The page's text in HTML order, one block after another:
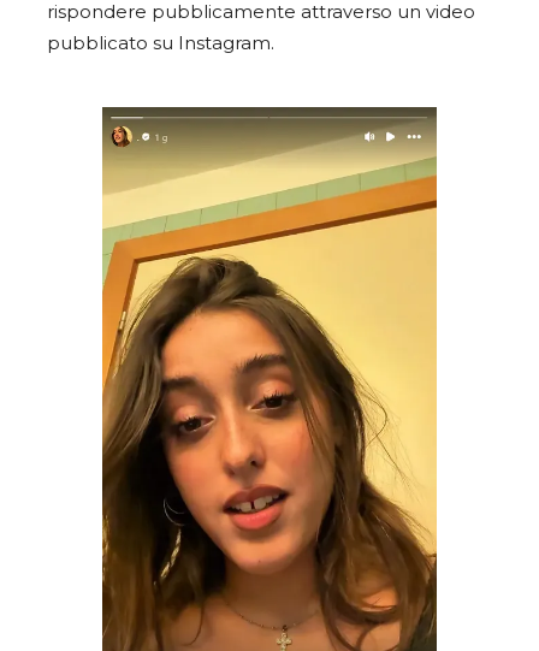
rispondere pubblicamente attraverso un video
pubblicato su Instagram.